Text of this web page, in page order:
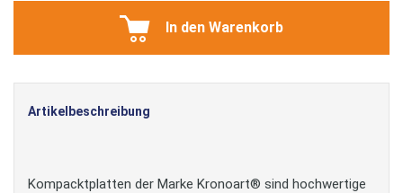
In den Warenkorb
Artikelbeschreibung
Kompacktplatten der Marke Kronoart® sind hochwertige